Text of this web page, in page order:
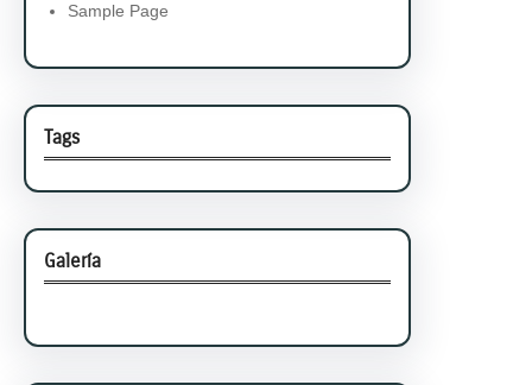
Sample Page
Tags
Galería